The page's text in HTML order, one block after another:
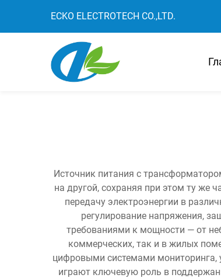
ECKO ELECTROTECH CO.,LTD.
Источник питания с
на другой, сохраняя при этом ту же
передачу электроэнергии в
регулирование напряжения,
требованиями к мощности — от
коммерческих, так и в жилых
цифровыми системами мониторинга,
играют ключевую роль в